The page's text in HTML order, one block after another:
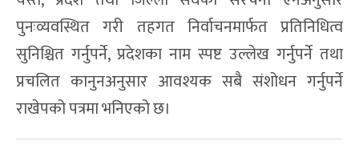
पुनःव्यवस्थित गरी तहगत निर्वाचनमार्फत प्रतिनिधित्व
सुनिश्चित गर्नुपर्ने, प्रदेशका नाम स्पष्ट उल्लेख गर्नुपर्ने तथा
प्रचलित कानुनअनुसार आवश्यक सबै संशोधन गर्नुपर्ने
राखेपको पत्रमा भनिएको छ।